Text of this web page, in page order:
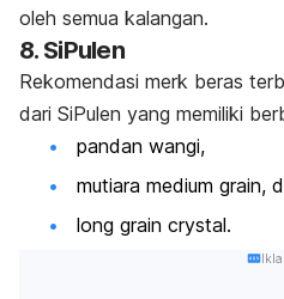
oleh semua kalangan.
8. SiPulen
Rekomendasi merk beras
dari SiPulen yang memiliki
pandan wangi,
mutiara medium grain,
long grain crystal.